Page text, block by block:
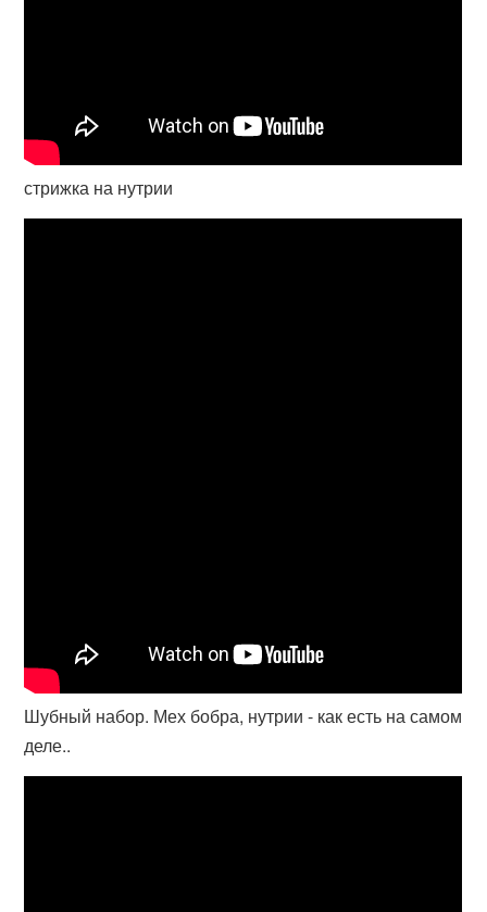
стрижка на нутрии
Шубный набор. Мех бобра, нутрии - как есть на самом
деле..